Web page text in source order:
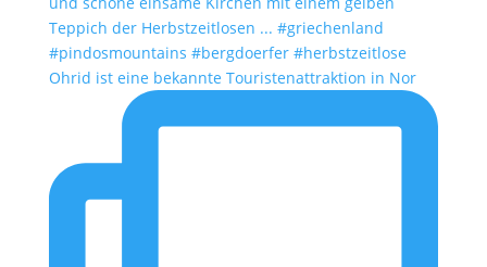
Ohrid ist eine bekannte Touristenattraktion in Nor